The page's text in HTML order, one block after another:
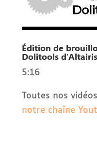
Édition de
Dolitools d’Altairis
5:16
Toutes nos
notre chaîne